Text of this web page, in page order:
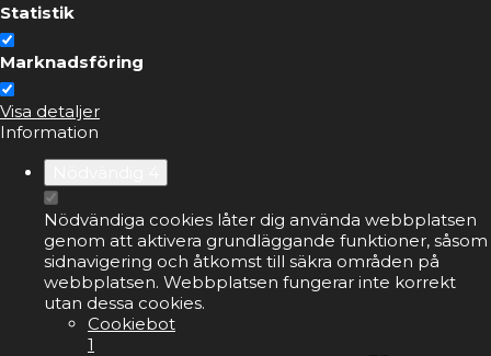
Statistik
Marknadsföring
Visa detaljer
Information
Nödvändiga cookies låter dig använda webbplatsen
genom att aktivera grundläggande funktioner, såsom
sidnavigering och åtkomst till säkra områden på
webbplatsen. Webbplatsen fungerar inte korrekt
utan dessa cookies.
Cookiebot
1